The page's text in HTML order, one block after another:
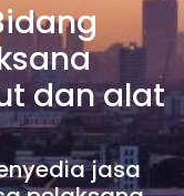
dan alat
jasa